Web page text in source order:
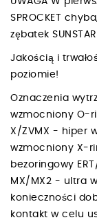
SPROCKET
zębatek SUNSTAR
Jakością i
poziomie!
Oznaczenia
wzmocniony O-
X/ZVMX - hiper
wzmocniony X-
bezoringowy
MX/MX2 - ultra
konieczności
kontakt w celu